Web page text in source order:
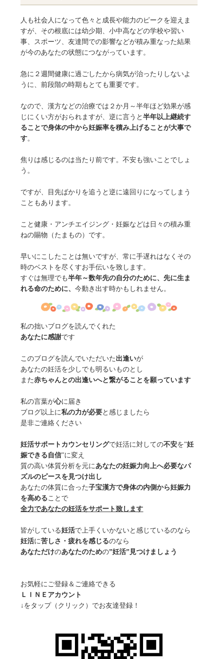
人も社会人になって色々と成長や能力のピークを迎えま
すが、その根底には幼少期、小中高などの学校や習い
事、スポーツ、友達間での影響などが積み重なった結果
が今のあなたの状態につながっています。
急に２週間健康に過ごしたから病気が治ったりしないよ
うに、前段階の時期もとても重要です。
なので、漢方などの治療では２か月～半年ほど効果が感
じにくい方がおられますが、逆に言うと半年以上継続す
ることで身体の中から妊娠率を積み上げることが大事で
す。
焦りは感じるのは当たり前です。不安も強いことでしょ
う。
ですが、目先ばかりを追うと逆に遠回りになってしまう
こともあります。
こと健康・アンチエイジング・妊娠などは日々の積み重
ねの賜物（たまもの）です。
早いにこしたことは無いですが、常に手遅れはなくその
時のベストを尽くすお手伝いを致します。
すぐは無理でも半年～数年先の自分のために、先に生ま
れる命のために、今動き出す時かもしれません。
私の拙いブログを読んでくれた
あなたに感謝です
このブログを読んでいただいた 出逢いが
あなたの妊活を少しでも明るいものとし
また赤ちゃんとの出逢いへと繋がることを願っています
私の言葉が心に届き
ブログ以上に私の力が必要と感じましたら
是非ご連絡ください
妊活サポートカウンセリングで妊活に対しての不安を”妊
娠できる自信”に変え
質の高い体質分析を元に あなたの妊娠力向上へ必要なパ
ズルのピースを見つけ出し
あなたの体質に合った子宝漢方で身体の内側から妊娠力
を高める ことで
全力であなたの妊活をサポート致します
皆がしている妊活で上手くいかないと感じているのなら
妊活に苦しさ・疲れを感じるのなら
あなただけのあなたのための”妊活”見つけましょう
お気軽にご登録＆ご連絡できる
ＬＩＮＥアカウント
↓をタップ（クリック）でお友達登録！